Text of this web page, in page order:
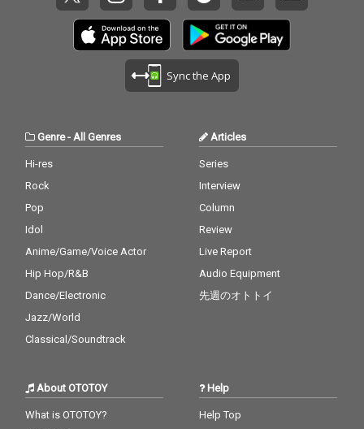
Sync the App
Genre- All Genres
Hi-res
Rock
Pop
Idol
Anime/Game/Voice Actor
Hip Hop/R&B
Dance/Electronic
Jazz/World
Classical/Soundtrack
Articles
Series
Interview
Column
Review
Live Report
Audio Equipment
先週のオトトイ
About OTOTOY
What is OTOTOY?
Help
Help Top